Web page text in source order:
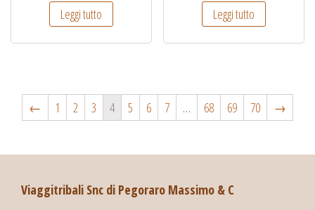
Leggi tutto Leggi tutto
← 1 2 3 4 5 6 7 … 68 69 70 →
Viaggitribali Snc di Pegoraro Massimo & C